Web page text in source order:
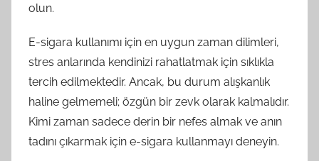
olun.
E-sigara kullanımı için en uygun zaman dilimleri,
stres anlarında kendinizi rahatlatmak için sıklıkla
tercih edilmektedir. Ancak, bu durum alışkanlık
haline gelmemeli; özgün bir zevk olarak kalmalıdır.
Kimi zaman sadece derin bir nefes almak ve anın
tadını çıkarmak için e-sigara kullanmayı deneyin.